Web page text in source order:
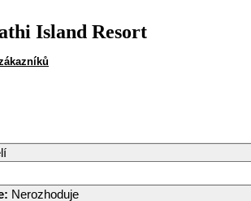
Island Resort
: Nerozhoduje